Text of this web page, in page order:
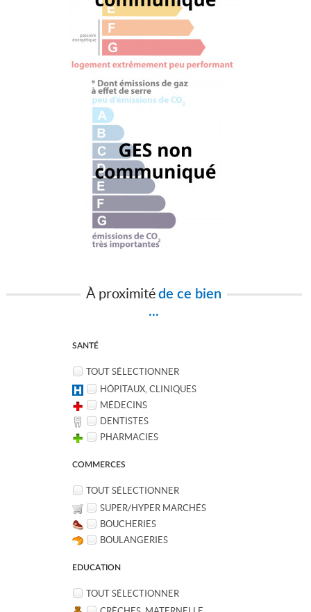
À proximitéde ce bien
...
SANTÉ
TOUT SÉLECTIONNER
HÔPITAUX, CLINIQUES
MÉDECINS
DENTISTES
PHARMACIES
COMMERCES
TOUT SÉLECTIONNER
SUPER/HYPER MARCHÉS
BOUCHERIES
BOULANGERIES
EDUCATION
TOUT SÉLECTIONNER